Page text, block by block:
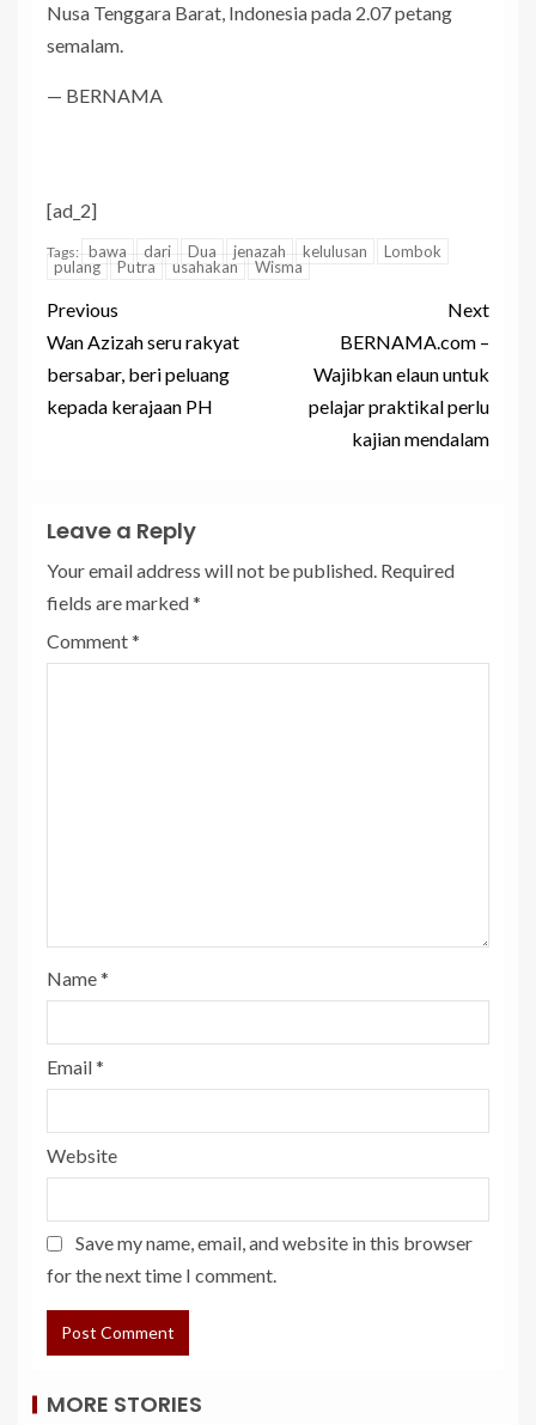
Nusa Tenggara Barat, Indonesia pada 2.07 petang
semalam.
— BERNAMA
[ad_2]
Tags: bawa dari Dua jenazah kelulusan
Lombok
pulang
Putra usahakan Wisma
Previous
Wan Azizah seru rakyat
bersabar, beri peluang
kepada kerajaan PH
Next
BERNAMA.com –
Wajibkan elaun untuk
pelajar praktikal perlu
kajian mendalam
Leave a Reply
Your email address will not be published. Required
fields are marked*
Comment*
Name*
Email*
Website
Save my name, email, and website in this browser
for the next time I comment.
MORE STORIES